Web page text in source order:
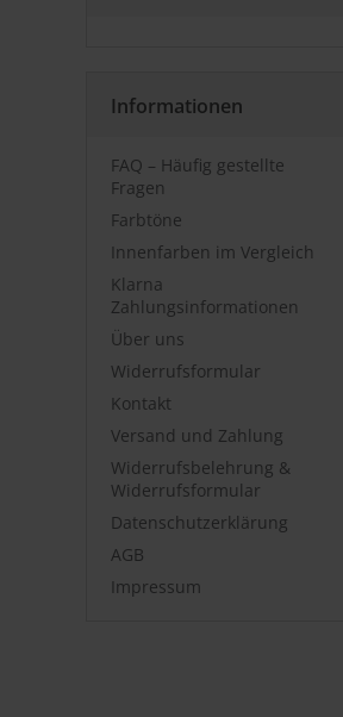
Informationen
FAQ – Häufig gestellte
Fragen
Farbtöne
Innenfarben im Vergleich
Klarna
Zahlungsinformationen
Über uns
Widerrufsformular
Kontakt
Versand und Zahlung
Widerrufsbelehrung &
Widerrufsformular
Datenschutzerklärung
AGB
Impressum